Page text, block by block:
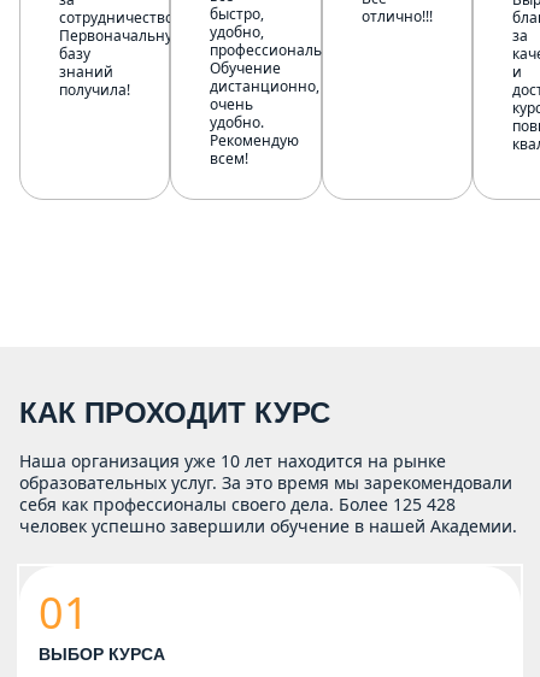
сотрудничество!
Первоначальную
базу
знаний
получила!
быстро,
удобно,
профессионально!
Обучение
дистанционно,
очень
удобно.
Рекомендую
всем!
отлично!!!
за
и
КАК ПРОХОДИТ КУРС
Наша организация уже 10 лет находится на рынке
образовательных услуг. За это время мы зарекомендовали
себя как профессионалы своего дела. Более 125 428
человек успешно завершили обучение в нашей Академии.
01
ВЫБОР КУРСА